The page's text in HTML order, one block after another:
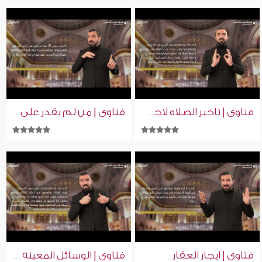
فتاوى | تاخير الصلاه لاجل الزوج فتاوى | من لم يقدر على الزواج
فتاوى | ايجار العقار فتاوى | الوسائل المعينه على الصلاه